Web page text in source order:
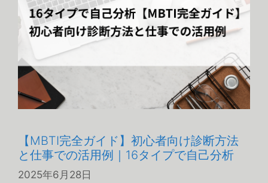
【MBTI完全ガイド】初心者向け診断方法
と仕事での活用例｜16タイプで自己分析
2025年6月28日